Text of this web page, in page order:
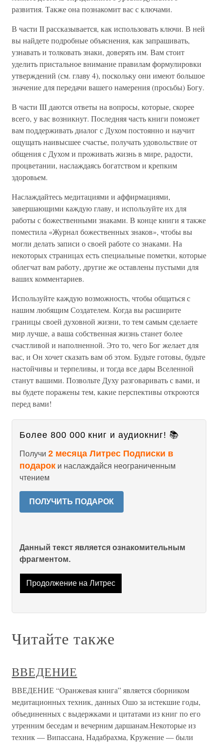
развития. Также она познакомит вас с ключами.
В части II рассказывается, как использовать ключи. В ней
вы найдете подробные объяснения, как запрашивать,
узнавать и толковать знаки, доверять им. Вам стоит
уделить пристальное внимание правилам формулировки
утверждений (см. главу 4), поскольку они имеют большое
значение для передачи вашего намерения (просьбы) Богу.
В части III даются ответы на вопросы, которые, скорее
всего, у вас возникнут. Последняя часть книги поможет
вам поддерживать диалог с Духом постоянно и научит
ощущать наивысшее счастье, получать удовольствие от
общения с Духом и проживать жизнь в мире, радости,
процветании, наслаждаясь богатством и крепким
здоровьем.
Наслаждайтесь медитациями и аффирмациями,
завершающими каждую главу, и используйте их для
работы с божественными знаками. В конце книги я также
поместила «Журнал божественных знаков», чтобы вы
могли делать записи о своей работе со знаками. На
некоторых страницах есть специальные пометки, которые
облегчат вам работу, другие же оставлены пустыми для
ваших комментариев.
Используйте каждую возможность, чтобы общаться с
нашим любящим Создателем. Когда вы расширите
границы своей духовной жизни, то тем самым сделаете
мир лучше, а ваша собственная жизнь станет более
счастливой и наполненной. Это то, чего Бог желает для
вас, и Он хочет сказать вам об этом. Будьте готовы, будьте
настойчивы и терпеливы, и тогда все дары Вселенной
станут вашими. Позвольте Духу разговаривать с вами, и
вы будете поражены тем, какие перспективы откроются
перед вами!
Более 800 000 книг и аудиокниг! 📚
Получи 2 месяца Литрес Подписки в
подарок и наслаждайся неограниченным
чтением
ПОЛУЧИТЬ ПОДАРОК
Данный текст является ознакомительным
фрагментом.
Продолжение на Литрес
Читайте также
ВВЕДЕНИЕ
ВВЕДЕНИЕ “Оранжевая книга” является сборником
медитационных техник, данных Ошо за истекшие годы,
объединенных с выдержками и цитатами из книг по его
утренним беседам и вечерним даршанам.Некоторые из
техник — Випассана, Надабрахма, Кружение — были